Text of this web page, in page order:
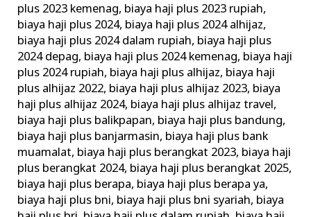
plus 2023 kemenag, biaya haji plus 2023 rupiah,
biaya haji plus 2024, biaya haji plus 2024 alhijaz,
biaya haji plus 2024 dalam rupiah, biaya haji plus
2024 depag, biaya haji plus 2024 kemenag, biaya haji
plus 2024 rupiah, biaya haji plus alhijaz, biaya haji
plus alhijaz 2022, biaya haji plus alhijaz 2023, biaya
haji plus alhijaz 2024, biaya haji plus alhijaz travel,
biaya haji plus balikpapan, biaya haji plus bandung,
biaya haji plus banjarmasin, biaya haji plus bank
muamalat, biaya haji plus berangkat 2023, biaya haji
plus berangkat 2024, biaya haji plus berangkat 2025,
biaya haji plus berapa, biaya haji plus berapa ya,
biaya haji plus bni, biaya haji plus bni syariah, biaya